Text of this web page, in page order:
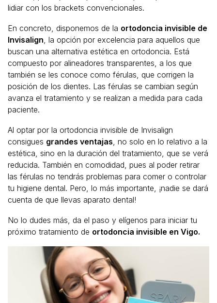
lidiar con los brackets convencionales.
En concreto, disponemos de la ortodoncia invisible de
Invisalign, la opción por excelencia para aquellos que
buscan una alternativa estética en ortodoncia. Está
compuesto por alineadores transparentes, a los que
también se les conoce como férulas, que corrigen la
posición de los dientes. Las férulas se cambian según
avanza el tratamiento y se realizan a medida para cada
paciente.
Al optar por la ortodoncia invisible de Invisalign
consigues grandes ventajas, no solo en lo relativo a la
estética, sino en la duración del tratamiento, que se verá
reducida. También en comodidad, pues al poder retirar
las férulas no tendrás problemas para comer o controlar
tu higiene dental. Pero, lo más importante, ¡nadie se dará
cuenta de que llevas aparato dental!
No lo dudes más, da el paso y elígenos para iniciar tu
próximo tratamiento de ortodoncia invisible en Vigo.